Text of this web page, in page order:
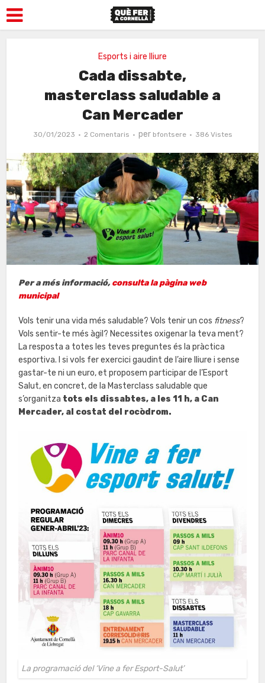
Esports i aire lliure
Cada dissabte,
masterclass saludable a
Can Mercader
30/01/2023 2 Comentaris per bfontsere 386 Vistes
Per a més informació, consulta la pàgina web
municipal
Vols tenir una vida més saludable? Vols tenir un cos fitness?
Vols sentir-te més àgil? Necessites oxigenar la teva ment?
La resposta a totes les teves preguntes és la pràctica
esportiva. I si vols fer exercici gaudint de l’aire lliure i sense
gastar-te ni un euro, et proposem participar de l’Esport
Salut, en concret, de la Masterclass saludable que
s’organitza tots els dissabtes, a les 11 h, a Can
Mercader, al costat del rocòdrom.
La programació del ‘Vine a fer Esport-Salut’